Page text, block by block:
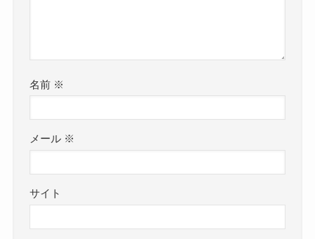
名前 ※
メール ※
サイト